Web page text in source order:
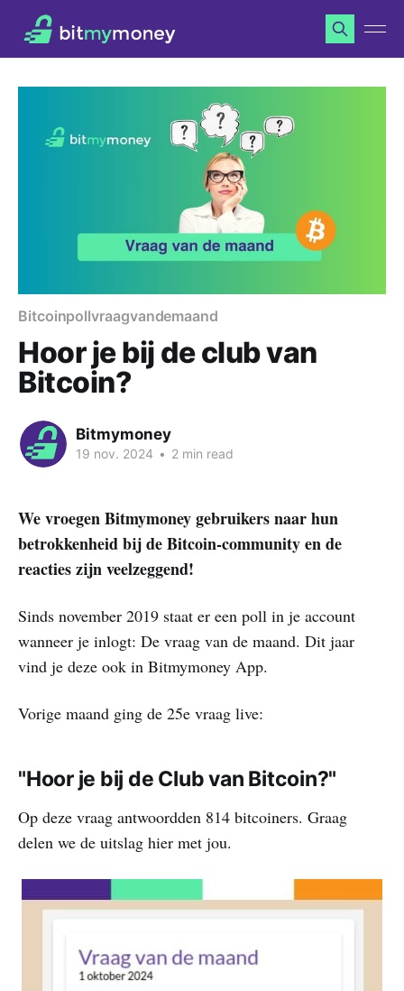
Bitcoinpollvraagvandemaand
Hoor je bij de club van
Bitcoin?
Bitmymoney
19 nov. 2024 • 2 min read
We vroegen Bitmymoney gebruikers naar hun
betrokkenheid bij de Bitcoin-community en de
reacties zijn veelzeggend!
Sinds november 2019 staat er een poll in je account
wanneer je inlogt: De vraag van de maand. Dit jaar
vind je deze ook in Bitmymoney App.
Vorige maand ging de 25e vraag live:
"Hoor je bij de Club van Bitcoin?"
Op deze vraag antwoordden 814 bitcoiners. Graag
delen we de uitslag hier met jou.